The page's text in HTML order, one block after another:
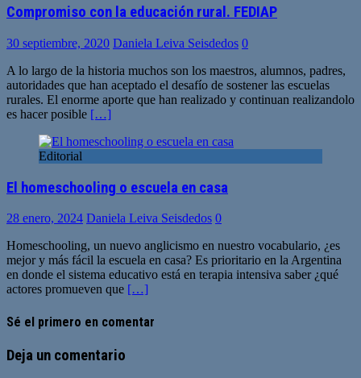
Compromiso con la educación rural. FEDIAP
30 septiembre, 2020 Daniela Leiva Seisdedos 0
A lo largo de la historia muchos son los maestros, alumnos, padres,
autoridades que han aceptado el desafío de sostener las escuelas
rurales. El enorme aporte que han realizado y continuan realizandolo
es hacer posible […]
Editorial
El homeschooling o escuela en casa
28 enero, 2024 Daniela Leiva Seisdedos 0
Homeschooling, un nuevo anglicismo en nuestro vocabulario, ¿es
mejor y más fácil la escuela en casa? Es prioritario en la Argentina
en donde el sistema educativo está en terapia intensiva saber ¿qué
actores promueven que […]
Sé el primero en comentar
Deja un comentario